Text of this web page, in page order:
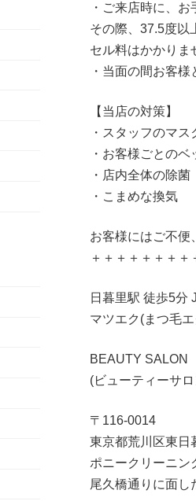
・ご来店時に、
その際、37.5度以
セル料はかかりま
・当面の間お客
【当店の対策】
・スタッフのマ
・お客様ごとの
・店内全体の除菌
・こまめな換気
お客様にはご不便
＋＋＋＋＋＋＋＋
日暮里駅 徒歩5分
マツエク(まつ毛
BEAUTY
(ビューティーサ
〒116-0014
東京都荒川区東日
ポニークリーニン
尾久橋通りに面し